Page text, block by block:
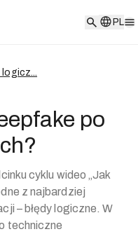
PL
logicz...
po
cyklu wideo „Jak
z najbardziej
– błędy logiczne. W
techniczne